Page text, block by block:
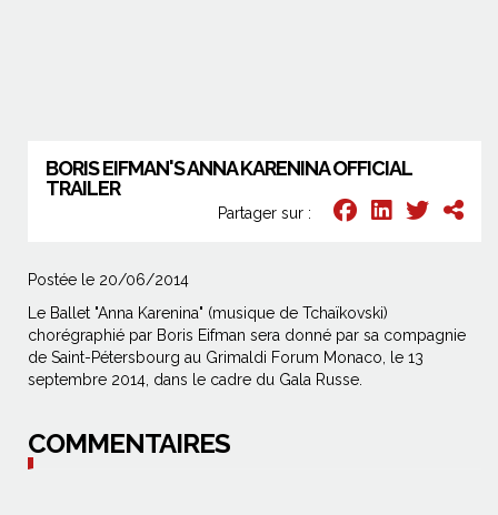
BORIS EIFMAN'S ANNA KARENINA OFFICIAL
TRAILER
Partager sur :
Postée le 20/06/2014
Le Ballet "Anna Karenina" (musique de Tchaïkovski)
chorégraphié par Boris Eifman sera donné par sa compagnie
de Saint-Pétersbourg au Grimaldi Forum Monaco, le 13
septembre 2014, dans le cadre du Gala Russe.
COMMENTAIRES